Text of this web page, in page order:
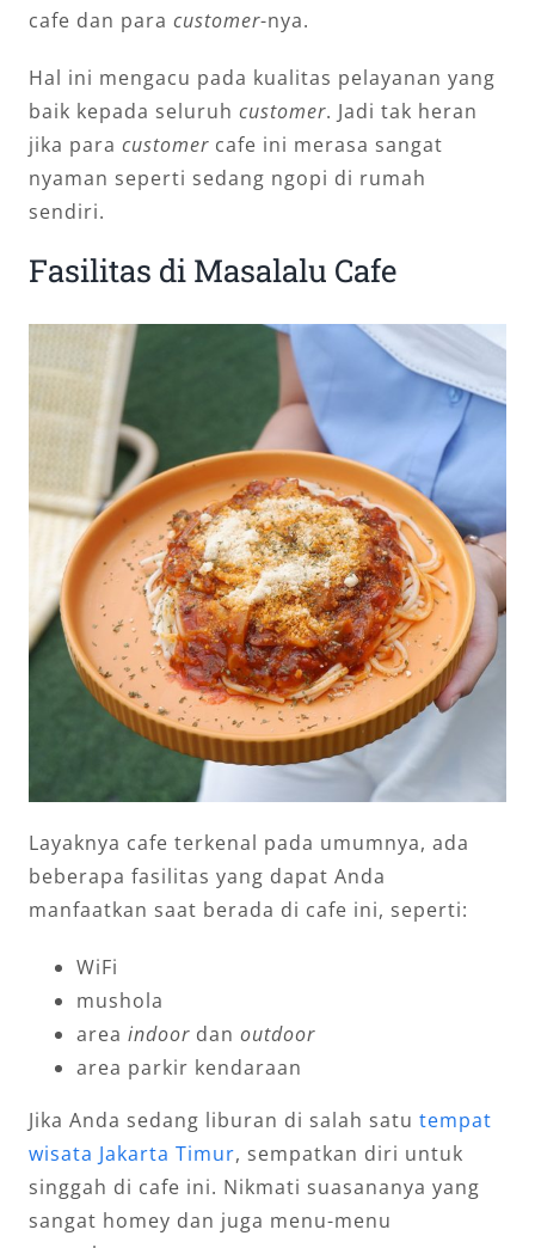
cafe dan para customer-nya.
Hal ini mengacu pada kualitas pelayanan yang
baik kepada seluruh customer. Jadi tak heran
jika para customercafe ini merasa sangat
nyaman seperti sedang ngopi di rumah
sendiri.
Fasilitas di Masalalu Cafe
Layaknya cafe terkenal pada umumnya, ada
beberapa fasilitas yang dapat Anda
manfaatkan saat berada di cafe ini, seperti:
WiFi
mushola
area indoordan outdoor
area parkir kendaraan
Jika Anda sedang liburan di salah satu tempat
wisata Jakarta Timur, sempatkan diri untuk
singgah di cafe ini. Nikmati suasananya yang
sangat homey dan juga menu-menu